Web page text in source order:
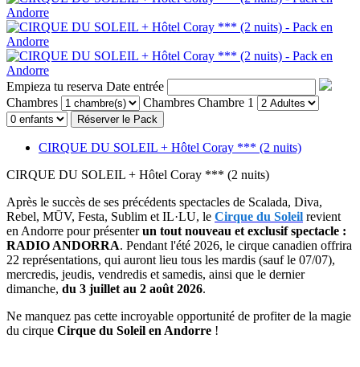
Empieza tu reserva Date entrée
Chambres
Chambres Chambre 1
Réserver le Pack
CIRQUE DU SOLEIL + Hôtel Coray *** (2 nuits)
CIRQUE DU SOLEIL + Hôtel Coray *** (2 nuits)
Après le succès de ses précédents spectacles de Scalada, Diva,
Rebel, MŪV, Festa, Sublim et IL·LU, le Cirque du Soleil revient
en Andorre pour présenterun tout nouveau et exclusif spectacle :
RADIO ANDORRA. Pendant l'été 2026, le cirque canadien offrira
22 représentations, qui auront lieu tous les mardis (sauf le 07/07),
mercredis, jeudis, vendredis et samedis, ainsi que le dernier
dimanche, du 3 juillet au 2 août 2026.
Ne manquez pas cette incroyable opportunité de profiter de la magie
du cirque Cirque du Soleil en Andorre !